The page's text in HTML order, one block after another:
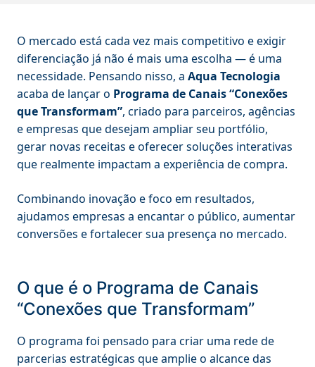
O mercado está cada vez mais competitivo e exigir
diferenciação já não é mais uma escolha — é uma
necessidade. Pensando nisso, a Aqua Tecnologia
acaba de lançar o Programa de Canais “Conexões
que Transformam”, criado para parceiros, agências
e empresas que desejam ampliar seu portfólio,
gerar novas receitas e oferecer soluções interativas
que realmente impactam a experiência de compra.
Combinando inovação e foco em resultados,
ajudamos empresas a encantar o público, aumentar
conversões e fortalecer sua presença no mercado.
O que é o Programa de Canais
“Conexões que Transformam”
O programa foi pensado para criar uma rede de
parcerias estratégicas que amplie o alcance das